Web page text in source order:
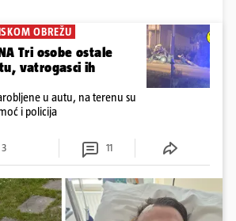
OBREŽU
Tri osobe ostale
vatrogasci ih
u autu, na terenu su
i policija
3 11